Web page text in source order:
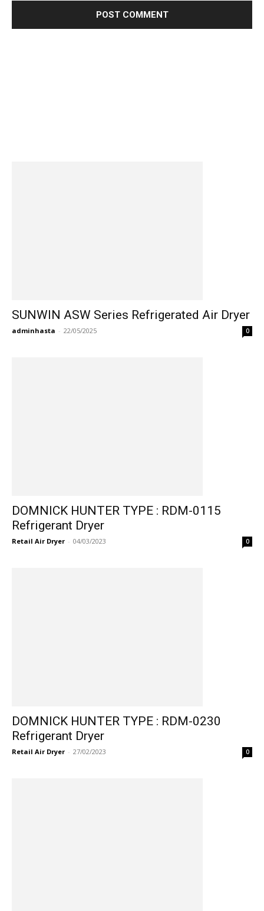
SUNWIN ASW Series Refrigerated Air Dryer
adminhasta - 22/05/2025 0
DOMNICK HUNTER TYPE : RDM-0115
Refrigerant Dryer
Retail Air Dryer - 04/03/2023 0
DOMNICK HUNTER TYPE : RDM-0230
Refrigerant Dryer
Retail Air Dryer - 27/02/2023 0